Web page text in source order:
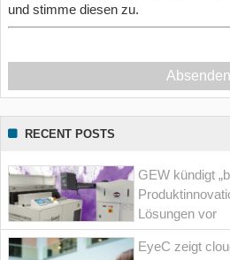
und stimme diesen zu.
Absenden
RECENT POSTS
GEW kündigt
Lösungen vor
EyeC zeigt